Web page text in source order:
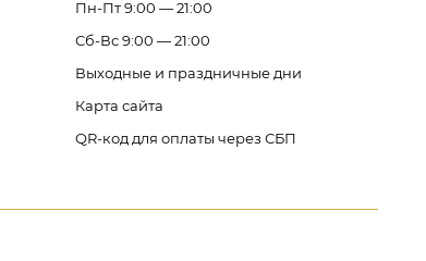
Пн-Пт 9:00 — 21:00
Сб-Вс 9:00 — 21:00
Выходные и праздничные дни
Карта сайта
QR-код для оплаты через СБП